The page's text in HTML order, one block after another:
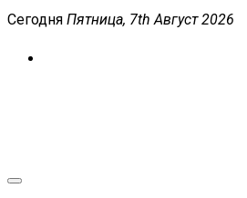
Перейти
Сегодня Пятница, 7th Август 2026